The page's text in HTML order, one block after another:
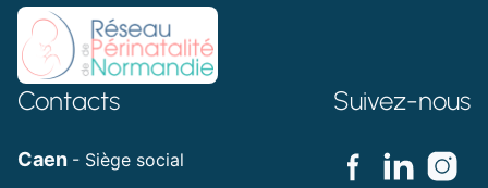
Contacts
Caen - Siège social
Suivez-nous